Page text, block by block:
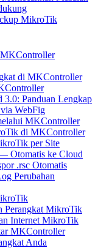
MikroTik
di MKController
Panduan Lengkap
WebFig
MKController
di MKController
per Site
Otomatis ke Cloud
.rsc Otomatis
Perubahan
Perangkat MikroTik
Internet MikroTik
MKController
Anda